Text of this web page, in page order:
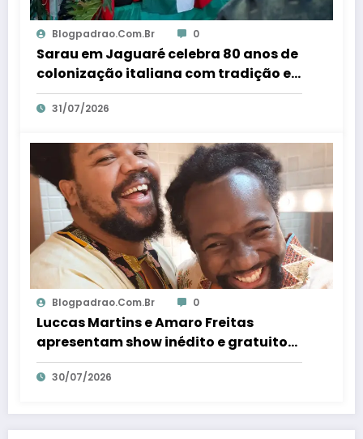
Blogpadrao.com.br 0
Sarau em Jaguaré celebra 80 anos de
colonização italiana com tradição e
trambolhão da polenta – Em Dia ES
31/07/2026
Blogpadrao.com.br 0
Luccas Martins e Amaro Freitas
apresentam show inédito e gratuito
em Conceição da Barra – Em Dia ES
30/07/2026